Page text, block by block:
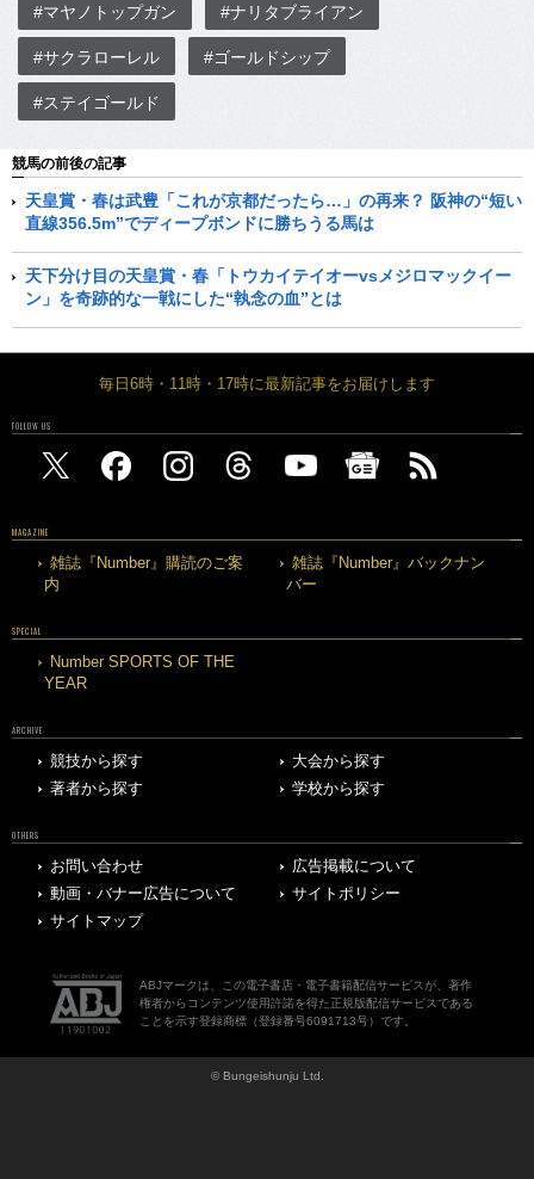
#マヤノトップガン #ナリタブライアン
#サクラローレル #ゴールドシップ
#ステイゴールド
競馬の前後の記事
天皇賞・春は武豊「これが京都だったら…」の再来？ 阪神の“短い
直線356.5m”でディープボンドに勝ちうる馬は
天下分け目の天皇賞・春「トウカイテイオーvsメジロマックイー
ン」を奇跡的な一戦にした“執念の血”とは
毎日6時・11時・17時に最新記事をお届けします
FOLLOW US
MAGAZINE
雑誌『Number』購読のご案
内
雑誌『Number』バックナン
バー
SPECIAL
Number SPORTS OF THE
YEAR
ARCHIVE
競技から探す
大会から探す
著者から探す
学校から探す
OTHERS
お問い合わせ
広告掲載について
動画・バナー広告について
サイトポリシー
サイトマップ
ABJマークは、この電子書店・電子書籍配信サービスが、著作
権者からコンテンツ使用許諾を得た正規版配信サービスである
ことを示す登録商標（登録番号6091713号）です。
© Bungeishunju Ltd.